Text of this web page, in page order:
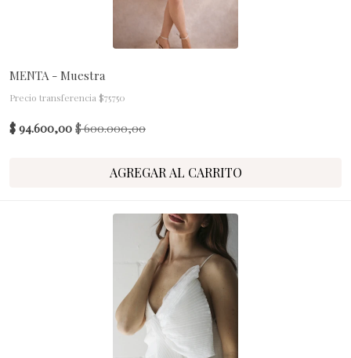
MENTA - Muestra
Precio transferencia $75750
$ 94.600,00 $ 600.000,00
AGREGAR AL CARRITO